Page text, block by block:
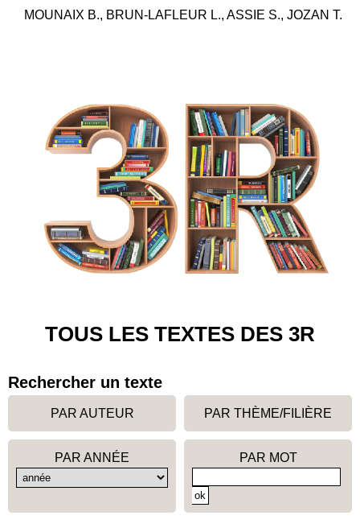
MOUNAIX B., BRUN-LAFLEUR L., ASSIE S., JOZAN T.
TOUS LES TEXTES DES 3R
Rechercher un texte
PAR AUTEUR PAR THÈME/FILIÈRE
PAR ANNÉE PAR MOT